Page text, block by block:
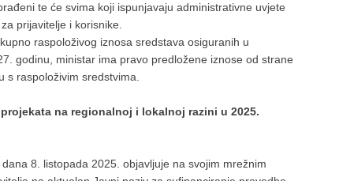
te će svima koji ispunjavaju administrativne uvjete
prijavitelje i korisnike.
raspoloživog iznosa sredstava osiguranih u
godinu, ministar ima pravo predložene iznose od strane
raspoloživim sredstvima.
na regionalnoj i lokalnoj razini u 2025.
8. listopada 2025. objavljuje na svojim mrežnim